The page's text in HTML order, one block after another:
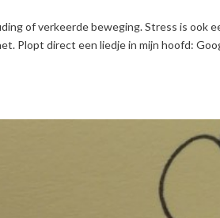
of verkeerde beweging. Stress is ook
Plopt direct een liedje in mijn hoofd: